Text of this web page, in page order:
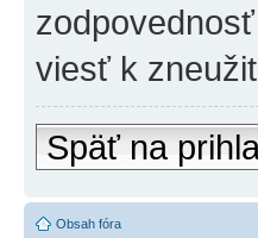
viesť k
Späť na
Obsah fóra